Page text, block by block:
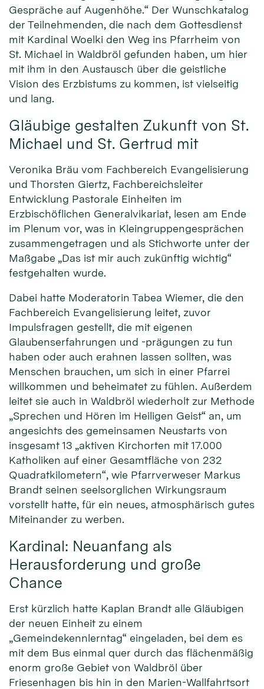
Gespräche auf Augenhöhe.“ Der Wunschkatalog
der Teilnehmenden, die nach dem Gottesdienst
mit Kardinal Woelki den Weg ins Pfarrheim von
St. Michael in Waldbröl gefunden haben, um hier
mit ihm in den Austausch über die geistliche
Vision des Erzbistums zu kommen, ist vielseitig
und lang.
Gläubige gestalten Zukunft von St.
Michael und St. Gertrud mit
Veronika Bräu vom Fachbereich Evangelisierung
und Thorsten Giertz, Fachbereichsleiter
Entwicklung Pastorale Einheiten im
Erzbischöflichen Generalvikariat, lesen am Ende
im Plenum vor, was in Kleingruppengesprächen
zusammengetragen und als Stichworte unter der
Maßgabe „Das ist mir auch zukünftig wichtig“
festgehalten wurde.
Dabei hatte Moderatorin Tabea Wiemer, die den
Fachbereich Evangelisierung leitet, zuvor
Impulsfragen gestellt, die mit eigenen
Glaubenserfahrungen und -prägungen zu tun
haben oder auch erahnen lassen sollten, was
Menschen brauchen, um sich in einer Pfarrei
willkommen und beheimatet zu fühlen. Außerdem
leitet sie auch in Waldbröl wiederholt zur Methode
„Sprechen und Hören im Heiligen Geist“ an, um
angesichts des gemeinsamen Neustarts von
insgesamt 13 „aktiven Kirchorten mit 17.000
Katholiken auf einer Gesamtfläche von 232
Quadratkilometern“, wie Pfarrverweser Markus
Brandt seinen seelsorglichen Wirkungsraum
vorstellt hatte, für ein neues, atmosphärisch gutes
Miteinander zu werben.
Kardinal: Neuanfang als
Herausforderung und große
Chance
Erst kürzlich hatte Kaplan Brandt alle Gläubigen
der neuen Einheit zu einem
„Gemeindekennlerntag“ eingeladen, bei dem es
mit dem Bus einmal quer durch das flächenmäßig
enorm große Gebiet von Waldbröl über
Friesenhagen bis hin in den Marien-Wallfahrtsort